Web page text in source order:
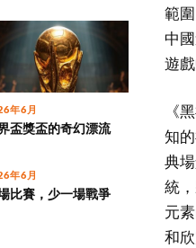
年6月
盃獎盃的奇幻漂流
年6月
比賽，少一場戰爭
範
中
遊
《
知
典
統
元
和